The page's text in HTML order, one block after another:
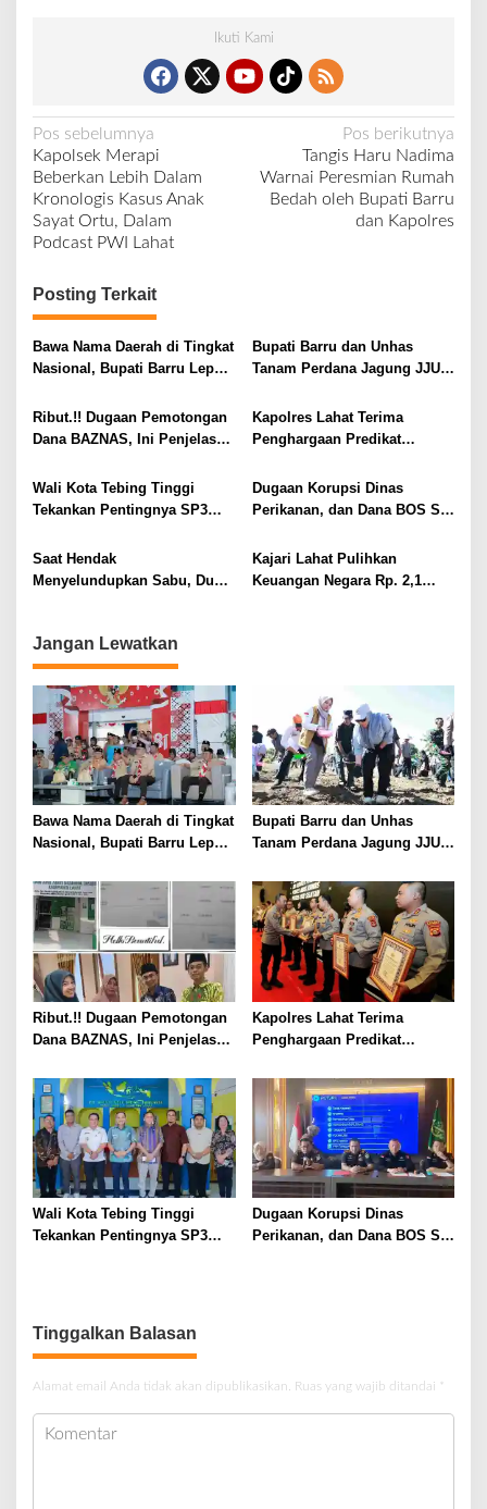
Ikuti Kami
N
a
v
i
a
s
i
p
o
s
Pos sebelumnya
Kapolsek Merapi
Beberkan Lebih Dalam
Kronologis Kasus Anak
Sayat Ortu, Dalam
Podcast PWI Lahat
Pos berikutnya
Tangis Haru Nadima
Warnai Peresmian Rumah
Bedah oleh Bupati Barru
dan Kapolres
Posting Terkait
Bawa Nama Daerah di Tingkat
Nasional, Bupati Barru Lepas
XII
Bupati Barru dan Unhas
Tanam Perdana Jagung JJUH,
dan Kesejahteraan Petani
Ribut.!! Dugaan Pemotongan
Dana BAZNAS, Ini Penjelasan
Kapolres Lahat Terima
Penghargaan Predikat
Sumsel Tahun 2026
Wali Kota Tebing Tinggi
Tekankan Pentingnya SP3
Dugaan Korupsi Dinas
Perikanan, dan Dana BOS SD
Terus Dipertajam Kajari Lahat
Saat Hendak
Menyelundupkan Sabu, Dua
Kajari Lahat Pulihkan
Keuangan Negara Rp. 2,1
Jangan Lewatkan
Bawa Nama Daerah di Tingkat
Nasional, Bupati Barru Lepas
XII
Bupati Barru dan Unhas
Tanam Perdana Jagung JJUH,
dan Kesejahteraan Petani
Ribut.!! Dugaan Pemotongan
Dana BAZNAS, Ini Penjelasan
Kapolres Lahat Terima
Penghargaan Predikat
Sumsel Tahun 2026
Wali Kota Tebing Tinggi
Tekankan Pentingnya SP3
Dugaan Korupsi Dinas
Perikanan, dan Dana BOS SD
Tinggalkan Balasan
Alamat email Anda tidak akan dipublikasikan. Ruas yang wajib ditandai *